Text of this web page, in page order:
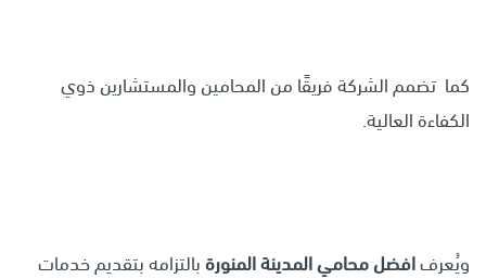
كما تضمم الشركة فريقًا من المحامين والمستشارين ذوي
الكفاءة العالية.
ويُعرفافضل محامي المدينة المنورةبالتزامه بتقديم خدمات